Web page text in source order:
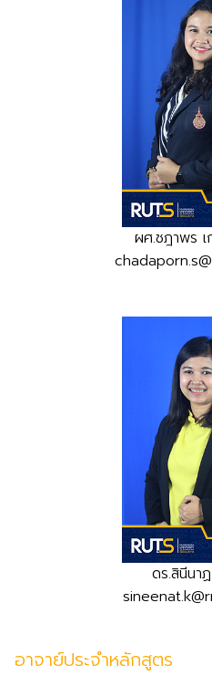
ผศ.ชฎาพร
ดร.สินีนา
อาจาย์ประจำหลักสูตร